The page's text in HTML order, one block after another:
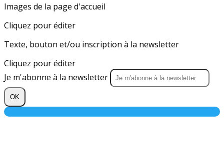
Images de la page d'accueil
Cliquez pour éditer
Texte, bouton et/ou inscription à la newsletter
Cliquez pour éditer
Je m'abonne à la newsletter
OK